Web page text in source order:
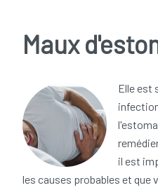
Maux
Elle est
il est
les causes probables et